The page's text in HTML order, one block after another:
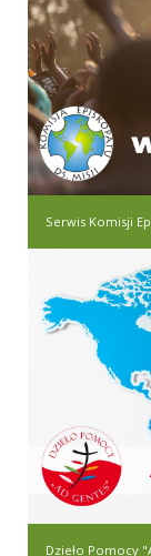
Serwis Komisji
Dzieło Pomocy